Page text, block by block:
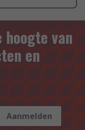
hoogte van
en
Aanmelden